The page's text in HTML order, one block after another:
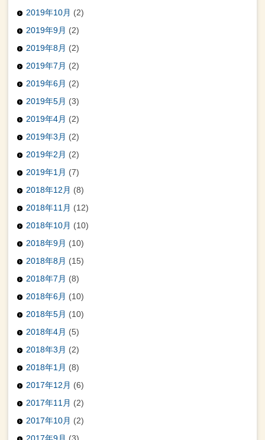
2019年10月 (2)
2019年9月 (2)
2019年8月 (2)
2019年7月 (2)
2019年6月 (2)
2019年5月 (3)
2019年4月 (2)
2019年3月 (2)
2019年2月 (2)
2019年1月 (7)
2018年12月 (8)
2018年11月 (12)
2018年10月 (10)
2018年9月 (10)
2018年8月 (15)
2018年7月 (8)
2018年6月 (10)
2018年5月 (10)
2018年4月 (5)
2018年3月 (2)
2018年1月 (8)
2017年12月 (6)
2017年11月 (2)
2017年10月 (2)